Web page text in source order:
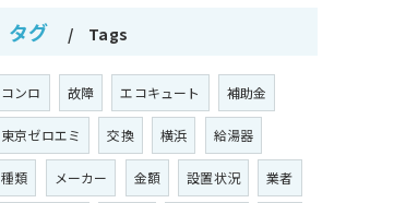
タグ Tags
コンロ 故障 エコキュート 補助金
東京ゼロエミ 交換 横浜 給湯器
種類 メーカー 金額 設置状況 業者